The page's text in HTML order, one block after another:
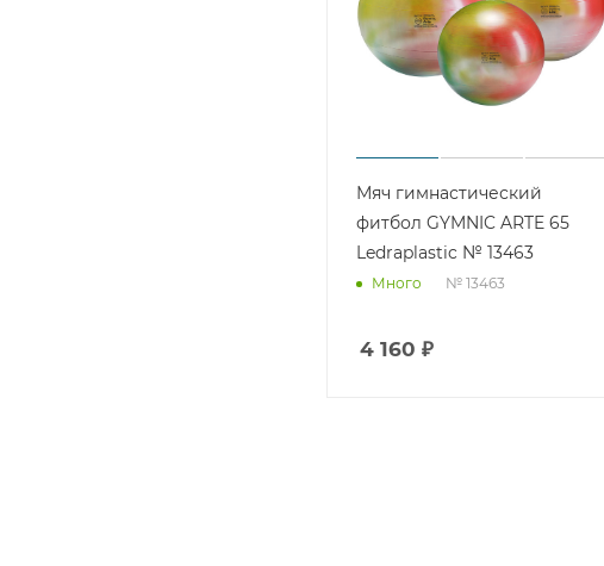
Мяч гимнастический
фитбол GYMNIC ARTE 65
Ledraplastic № 13463
Много № 13463
4 160 ₽